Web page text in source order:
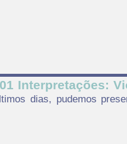
Interpretações:
dias, pudemos